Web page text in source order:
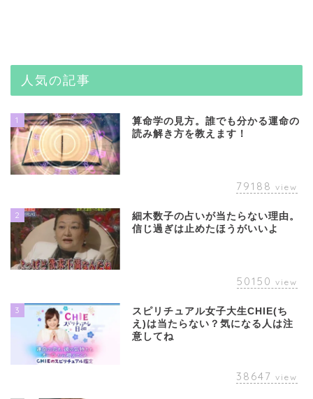
人気の記事
1
算命学の見方。誰でも分かる運命の
読み解き方を教えます！
79188 view
2
細木数子の占いが当たらない理由。
信じ過ぎは止めたほうがいいよ
50150 view
3
スピリチュアル女子大生CHIE(ち
え)は当たらない？気になる人は注
意してね
38647 view